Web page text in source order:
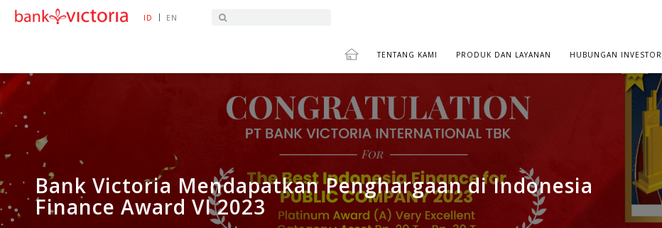
ID | EN
TENTANG KAMI PRODUK DAN LAYANAN HUBUNGAN INVESTOR
Bank Victoria Mendapatkan Penghargaan di Indonesia
Finance Award VI 2023